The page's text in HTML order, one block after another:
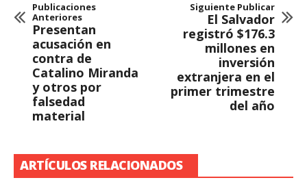
Publicaciones
Anteriores
Presentan
acusación en
contra de
Catalino Miranda
y otros por
falsedad
material
Siguiente Publicar
El Salvador
registró $176.3
millones en
inversión
extranjera en el
primer trimestre
del año
ARTÍCULOS RELACIONADOS